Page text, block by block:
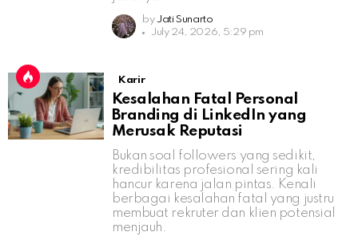
by Jati Sunarto
July 24, 2026, 5:29 pm
Karir
Kesalahan Fatal Personal
Branding di LinkedIn yang
Merusak Reputasi
Bukan soal followers yang sedikit,
kredibilitas profesional sering kali
hancur karena jalan pintas. Kenali
berbagai kesalahan fatal yang justru
membuat rekruter dan klien potensial
menjauh.